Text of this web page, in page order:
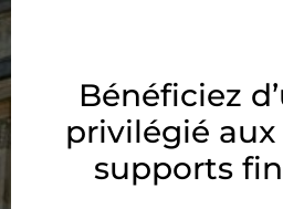
Bénéficiez
privilégié
supports